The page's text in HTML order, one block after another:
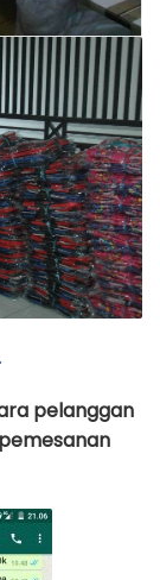
pelanggan